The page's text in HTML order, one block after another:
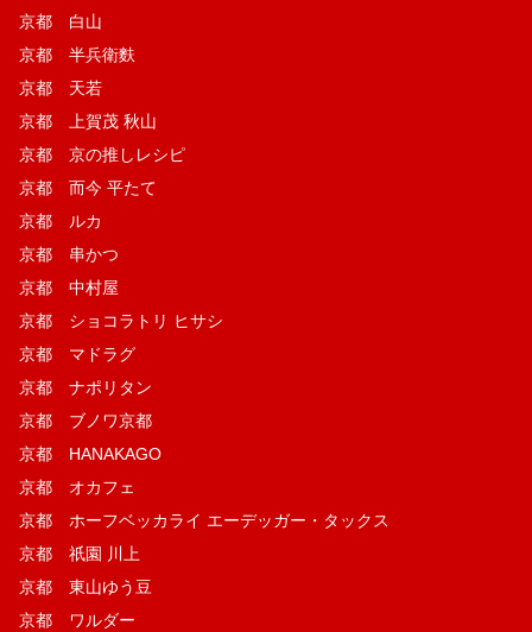
京都 白山
京都 半兵衛麩
京都 天若
京都 上賀茂 秋山
京都 京の推しレシピ
京都 而今 平たて
京都 ルカ
京都 串かつ
京都 中村屋
京都 ショコラトリ ヒサシ
京都 マドラグ
京都 ナポリタン
京都 ブノワ京都
京都 HANAKAGO
京都 オカフェ
京都 ホーフベッカライ エーデッガー・タックス
京都 祇園 川上
京都 東山ゆう豆
京都 ワルダー